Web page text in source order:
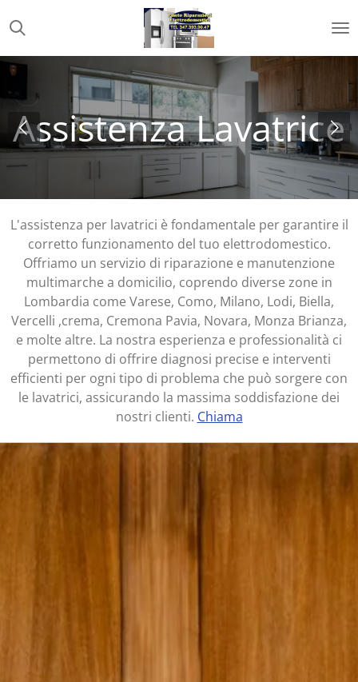
al
contenuto
principale
Assistenza Lavatrice
L'assistenza per lavatrici è fondamentale per garantire il
corretto funzionamento del tuo elettrodomestico.
Offriamo un servizio di riparazione e manutenzione
multimarche a domicilio, coprendo diverse zone in
Lombardia come Varese, Como, Milano, Lodi, Biella,
Vercelli ,crema, Cremona Pavia, Novara, Monza Brianza,
e molte altre. La nostra esperienza e professionalità ci
permettono di offrire diagnosi precise e interventi
efficienti per ogni tipo di problema che può sorgere con
le lavatrici, assicurando la massima soddisfazione dei
nostri clienti. Chiama